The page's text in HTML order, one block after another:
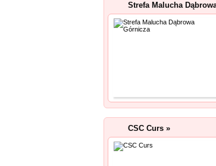
Strefa Malucha
CSC Curs »